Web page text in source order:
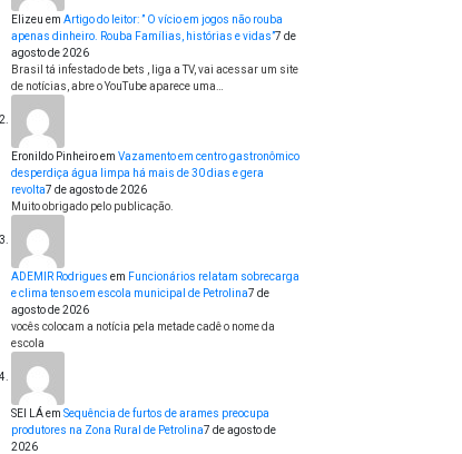
Elizeu em Artigo do leitor: ” O vício em jogos não rouba
apenas dinheiro. Rouba Famílias, histórias e vidas”7 de
agosto de 2026
Brasil tá infestado de bets , liga a TV, vai acessar um site
de notícias, abre o YouTube aparece uma…
Eronildo Pinheiroem Vazamento em centro gastronômico
desperdiça água limpa há mais de 30 dias e gera
revolta7 de agosto de 2026
Muito obrigado pelo publicação.
ADEMIR Rodrigues em Funcionários relatam sobrecarga
e clima tenso em escola municipal de Petrolina7 de
agosto de 2026
vocês colocam a notícia pela metade cadê o nome da
escola
SEI LÁem Sequência de furtos de arames preocupa
produtores na Zona Rural de Petrolina7 de agosto de
2026